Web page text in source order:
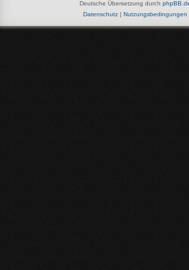
Deutsche Übersetzung durch
Datenschutz| Nutzungsbedingungen